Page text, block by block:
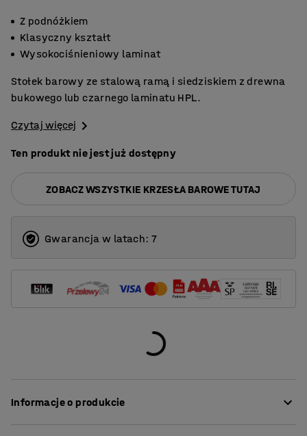
Z podnóżkiem
Klasyczny kształt
Wysokociśnieniowy laminat
Stołek barowy ze stalową ramą i siedziskiem z drewna
bukowego lub czarnego laminatu HPL.
Czytaj więcej
Ten produkt nie jest już dostępny
ZOBACZ WSZYSTKIE KRZESŁA BAROWE TUTAJ
Gwarancja w latach: 7
Informacje o produkcie